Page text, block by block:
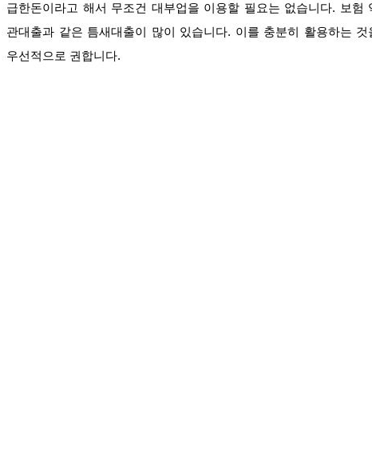
급한돈이라고 해서 무조건 대부업을 이용할 필요는 없습니다. 보험
관대출과 같은 틈새대출이 많이 있습니다. 이를 충분히 활용하는 것
우선적으로 권합니다.